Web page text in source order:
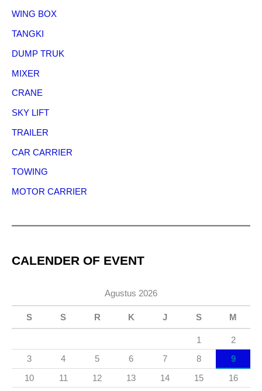
WING BOX
TANGKI
DUMP TRUK
MIXER
CRANE
SKY LIFT
TRAILER
CAR CARRIER
TOWING
MOTOR CARRIER
CALENDER OF EVENT
Agustus 2026
S S R K J S M
1
2
3
4 5 6 7 8
9
10
11 12 13 14 15
16